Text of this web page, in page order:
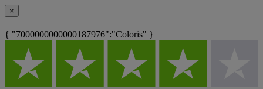
×
{ "7000000000000187976":"Coloris" }